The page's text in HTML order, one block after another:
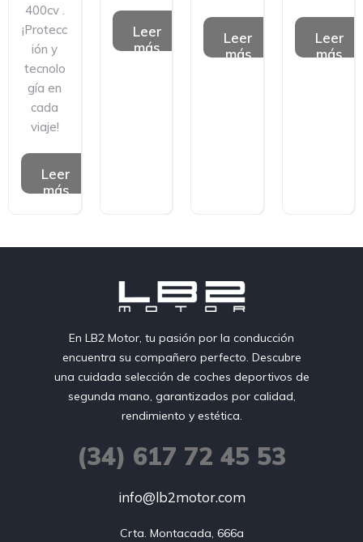
400cv .
¡Protecc
ión y
tecnolo
gía en
cada
viaje!
Leer
más
Leer
más
Leer
más
Leer
más
En LB2 Motor, tu pasión por la conducción
encuentra su compañero perfecto. Descubre
una cuidada selección de coches deportivos de
segunda mano, garantizados por calidad,
rendimiento y estética.
(34) 617 72 45 53
info@lb2motor.com
Crta. Montacada, 666a